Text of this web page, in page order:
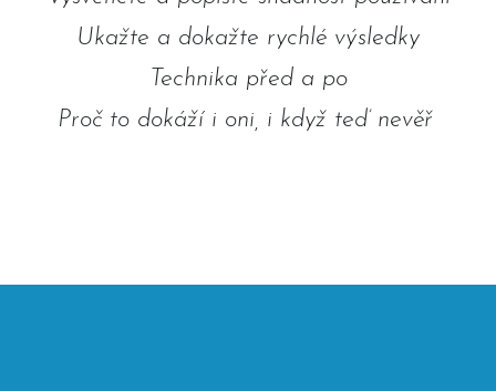
Ukažte a dokažte rychlé výsledky
Technika před a po
Proč to dokáží i oni, i když teď nevěř